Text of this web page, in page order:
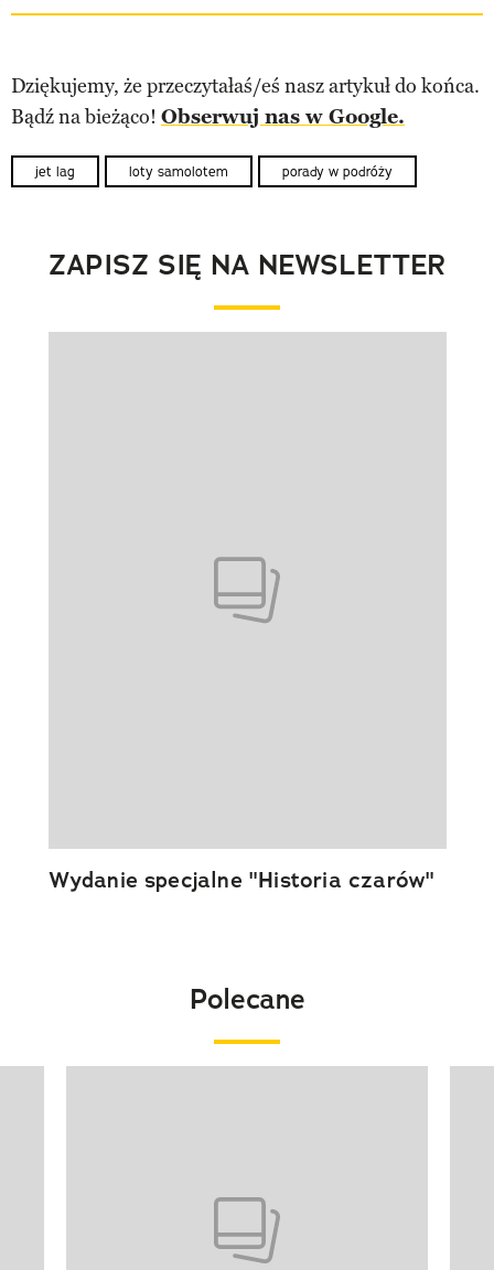
Dziękujemy, że przeczytałaś/eś nasz artykuł do końca.
Bądź na bieżąco! Obserwuj nas w Google.
jet lag loty samolotem porady w podróży
ZAPISZ SIĘ NA NEWSLETTER
Wydanie specjalne "Historia czarów"
Polecane